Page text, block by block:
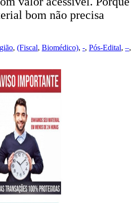
bom não precisa
, (Fiscal, Biomédico), -, Pós-Edital, –,